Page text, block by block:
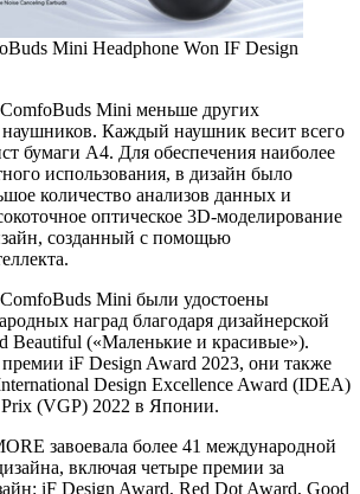
Mini Headphone Won IF Design
Mini меньше других
Каждый наушник весит всего
бумаги A4. Для обеспечения наиболее
использования, в дизайн было
количество анализов данных и
оптическое 3D-моделирование
созданный с помощью
Mini были удостоены
наград благодаря дизайнерской
Beautiful («Маленькие и красивые»).
iF Design Award 2023, они также
Design Excellence Award (IDEA)
(VGP) 2022 в Японии.
завоевала более 41 международной
включая четыре премии за
iF Design Award, Red Dot Award, Good